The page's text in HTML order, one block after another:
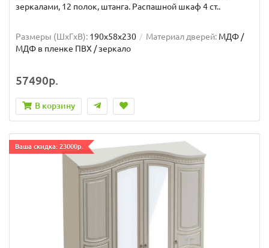
зеркалами, 12 полок, штанга. Распашной шкаф 4 ст..
Размеры (ШxГxВ): 190x58x230 Материал дверей: МДФ /
МДФ в пленке ПВХ / зеркало
57490р.
В корзину
Ваша скидка: 23000р.